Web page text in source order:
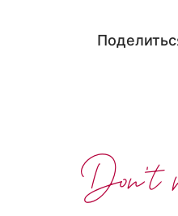
Don't